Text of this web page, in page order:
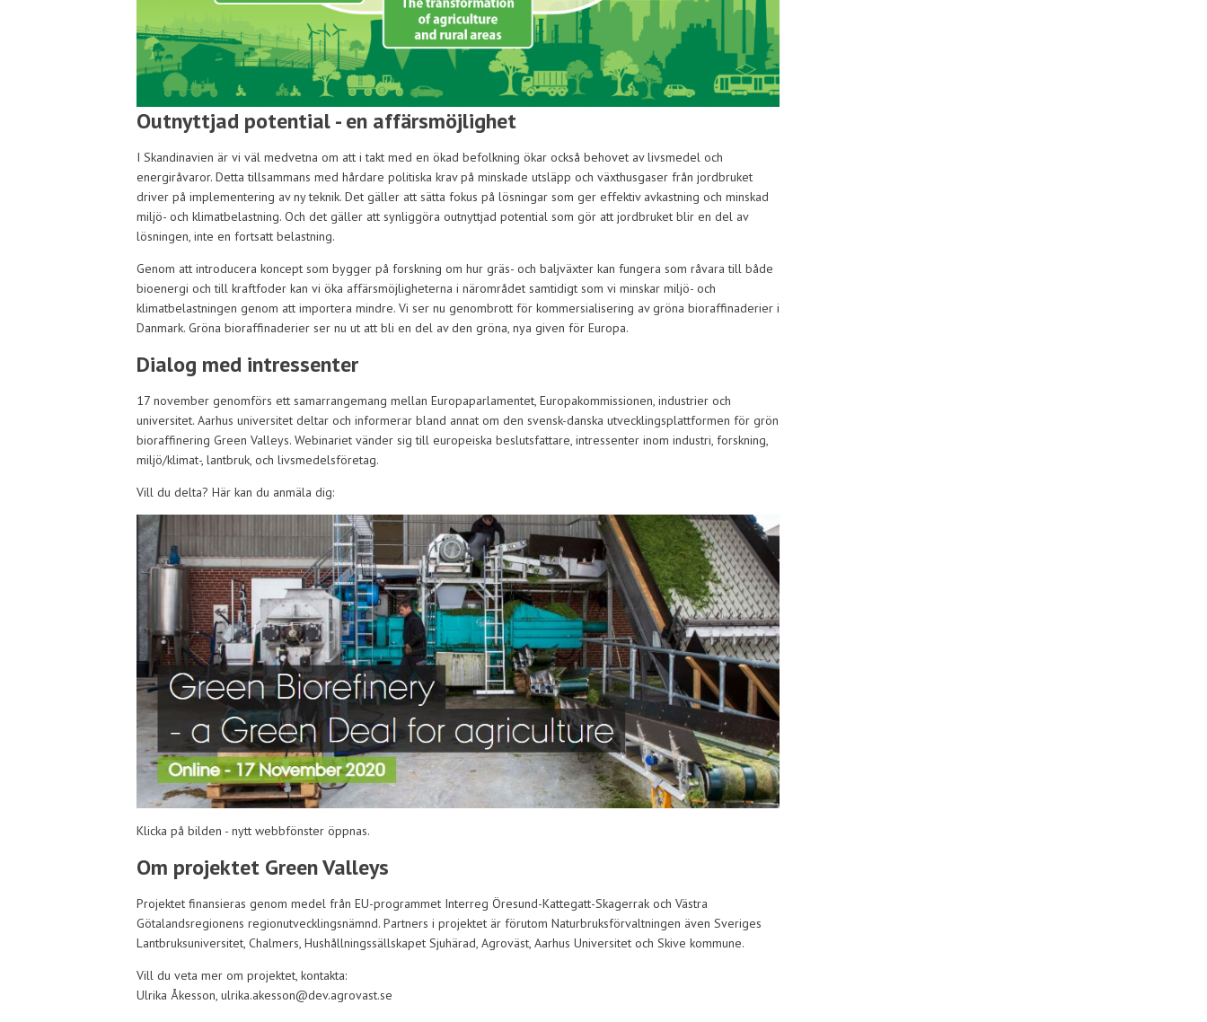
Outnyttjad potential - en affärsmöjlighet
I Skandinavien är vi väl medvetna om att i takt med en ökad befolkning ökar också behovet av livsmedel och
energiråvaror. Detta tillsammans med hårdare politiska krav på minskade utsläpp och växthusgaser från jordbruket
driver på implementering av ny teknik. Det gäller att sätta fokus på lösningar som ger effektiv avkastning och minskad
miljö- och klimatbelastning. Och det gäller att synliggöra outnyttjad potential som gör att jordbruket blir en del av
lösningen, inte en fortsatt belastning.
Genom att introducera koncept som bygger på forskning om hur gräs- och baljväxter kan fungera som råvara till både
bioenergi och till kraftfoder kan vi öka affärsmöjligheterna i närområdet samtidigt som vi minskar miljö- och
klimatbelastningen genom att importera mindre. Vi ser nu genombrott för kommersialisering av gröna bioraffinaderier i
Danmark. Gröna bioraffinaderier ser nu ut att bli en del av den gröna, nya given för Europa.
Dialog med intressenter
17 november genomförs ett samarrangemang mellan Europaparlamentet, Europakommissionen, industrier och
universitet. Aarhus universitet deltar och informerar bland annat om den svensk-danska utvecklingsplattformen för grön
bioraffinering Green Valleys. Webinariet vänder sig till europeiska beslutsfattare, intressenter inom industri, forskning,
miljö/klimat-, lantbruk, och livsmedelsföretag.
Vill du delta? Här kan du anmäla dig:
Klicka på bilden - nytt webbfönster öppnas.
Om projektet Green Valleys
Projektet finansieras genom medel från EU-programmet Interreg Öresund-Kattegatt-Skagerrak och Västra
Götalandsregionens regionutvecklingsnämnd. Partners i projektet är förutom Naturbruksförvaltningen även Sveriges
Lantbruksuniversitet, Chalmers, Hushållningssällskapet Sjuhärad, Agroväst, Aarhus Universitet och Skive kommune.
Vill du veta mer om projektet, kontakta:
Ulrika Åkesson, ulrika.akesson@dev.agrovast.se